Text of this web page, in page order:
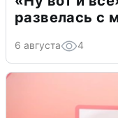
развелась с
6 августа 4